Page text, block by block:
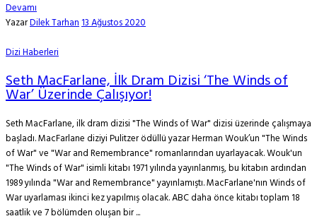
Devamı
YazarDilek Tarhan13 Ağustos 2020
Dizi Haberleri
Seth MacFarlane, İlk Dram Dizisi ‘The Winds of
War’ Üzerinde Çalışıyor!
Seth MacFarlane, ilk dram dizisi "The Winds of War" dizisi üzerinde çalışmaya
başladı. MacFarlane diziyi Pulitzer ödüllü yazar Herman Wouk’un "The Winds
of War" ve "War and Remembrance" romanlarından uyarlayacak. Wouk'un
"The Winds of War" isimli kitabı 1971 yılında yayınlanmış, bu kitabın ardından
1989 yılında "War and Remembrance" yayınlamıştı. MacFarlane'nın Winds of
War uyarlaması ikinci kez yapılmış olacak. ABC daha önce kitabı toplam 18
saatlik ve 7 bölümden oluşan bir ...